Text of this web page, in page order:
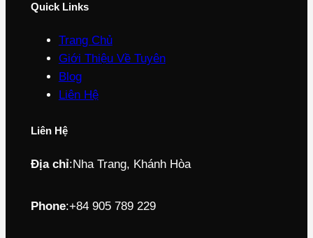
Quick Links
Trang Chủ
Giới Thiệu Về Tuyên
Blog
Liên Hệ
Liên Hệ
Địa chỉ:Nha Trang, Khánh Hòa
Phone:+84 905 789 229